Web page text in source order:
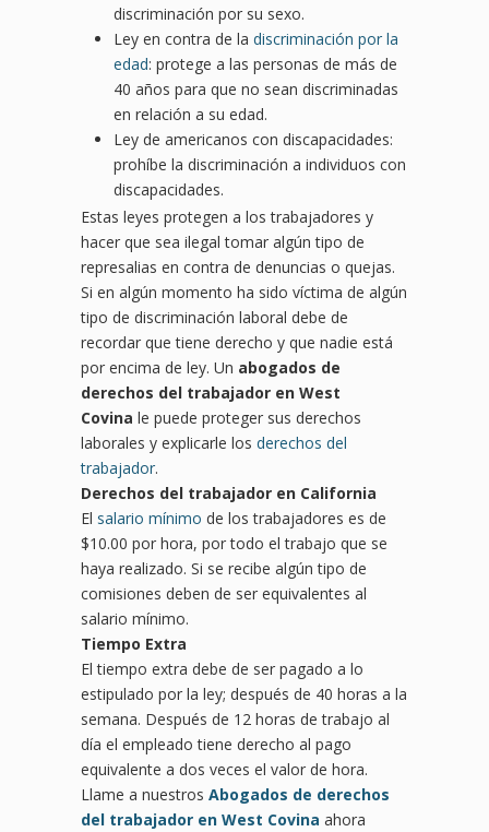
discriminación por su sexo.
Ley en contra de la discriminación por la
edad: protege a las personas de más de
40 años para que no sean discriminadas
en relación a su edad.
Ley de americanos con discapacidades:
prohíbe la discriminación a individuos con
discapacidades.
Estas leyes protegen a los trabajadores y
hacer que sea ilegal tomar algún tipo de
represalias en contra de denuncias o quejas.
Si en algún momento ha sido víctima de algún
tipo de discriminación laboral debe de
recordar que tiene derecho y que nadie está
por encima de ley. Un abogados de
derechos del trabajador en West
Covina le puede proteger sus derechos
laborales y explicarle los derechos del
trabajador.
Derechos del trabajador en California
El salario mínimo de los trabajadores es de
$10.00 por hora, por todo el trabajo que se
haya realizado. Si se recibe algún tipo de
comisiones deben de ser equivalentes al
salario mínimo.
Tiempo Extra
El tiempo extra debe de ser pagado a lo
estipulado por la ley; después de 40 horas a la
semana. Después de 12 horas de trabajo al
día el empleado tiene derecho al pago
equivalente a dos veces el valor de hora.
Llame a nuestros Abogados de derechos
del trabajador en West Covina ahora